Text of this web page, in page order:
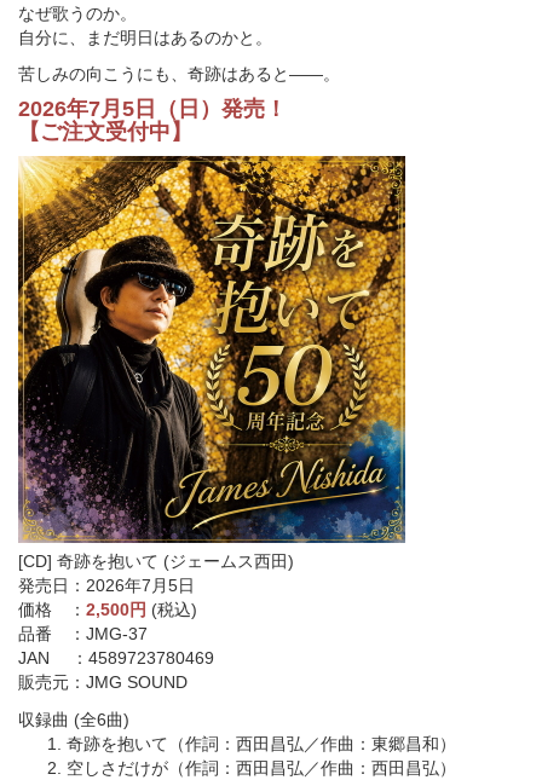
なぜ歌うのか。
自分に、まだ明日はあるのかと。
苦しみの向こうにも、奇跡はあると――。
2026年7月5日（日）発売！
【ご注文受付中】
[CD] 奇跡を抱いて (ジェームス西田)
発売日：2026年7月5日
価格 ： 2,500円 (税込)
品番 ：JMG-37
JAN ：4589723780469
販売元：JMG SOUND
収録曲 (全6曲)
奇跡を抱いて（作詞：西田昌弘／作曲：東郷昌和）
空しさだけが（作詞：西田昌弘／作曲：西田昌弘）